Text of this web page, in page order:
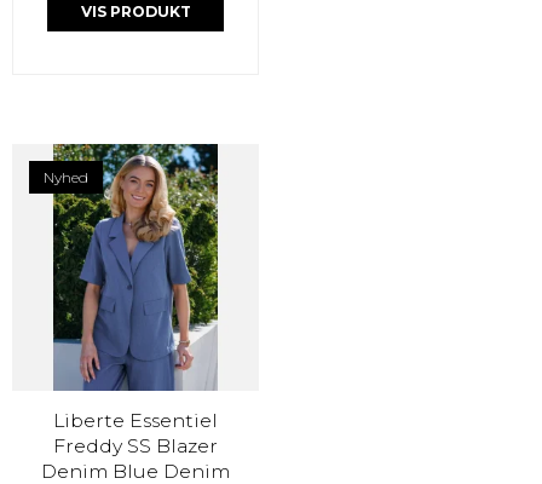
VIS PRODUKT
Nyhed
Liberte Essentiel
Freddy SS Blazer
Denim Blue Denim